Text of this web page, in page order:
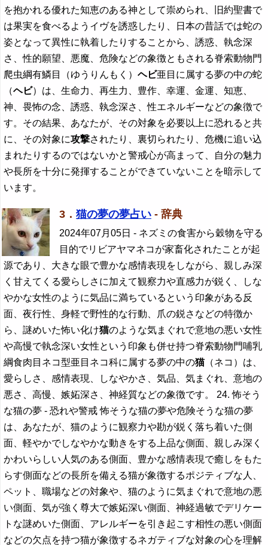
を抱かれる優れた知恵のある神として崇められ、旧約聖書で
は果実を食べるようイヴを誘惑したり、日本の昔話では蛇の
姿となって異性に執着したりすることから、誘惑、執念深
さ、性的願望、悪魔、危険などの象徴ともされる脊索動物門
爬虫綱有鱗目（ゆうりんもく）ヘビ亜目に属する夢の中の蛇
（ヘビ）は、生命力、再生力、豊作、幸運、金運、知恵、
神、畏怖の念、誘惑、執念深さ、性エネルギーなどの象徴で
す。その結果、あなたが、その対象を必要以上に恐れると共
に、その対象に攻撃されたり、裏切られたり、危機に追い込
まれたりするのではないかと警戒心が高まって、自分の魅力
や長所を十分に発揮することができていないことを暗示して
います。
3． 猫の夢の夢占い - 辞典
2024年07月05日 - ネズミの食害から穀物を守る
目的でリビアヤマネコが家畜化されたことが起
源であり、大きな眼で豊かな感情表現をしながら、親しみ深
く甘えてくる愛らしさに加えて観察力や直感力が鋭く、しな
やかな女性のように気品に満ちているという印象がある反
面、夜行性、身軽で野性的な行動、爪の鋭さなどの特徴か
ら、謎めいた怖い化け猫のような気まぐれで意地の悪い女性
や高慢で執念深い女性という印象も併せ持つ脊索動物門哺乳
綱食肉目ネコ型亜目ネコ科に属する夢の中の猫（ネコ）は、
愛らしさ、感情表現、しなやかさ、気品、気まぐれ、意地の
悪さ、高慢、嫉妬深さ、神経質などの象徴です。 24. 怖そう
な猫の夢 - 恐れや警戒 怖そうな猫の夢や危険そうな猫の夢
は、あなたが、猫のように観察力や勘が鋭く落ち着いた側
面、軽やかでしなやかな動きをする上品な側面、親しみ深く
かわいらしい人気のある側面、豊かな感情表現で癒しをもた
らす側面などの長所を備える猫が象徴するポジティブな人、
ペット、職場などの対象や、猫のように気まぐれで意地の悪
い側面、気が強く尊大で嫉妬深い側面、神経過敏でデリケー
トな謎めいた側面、アレルギーを引き起こす相性の悪い側面
などの欠点を持つ猫が象徴するネガティブな対象の心を理解